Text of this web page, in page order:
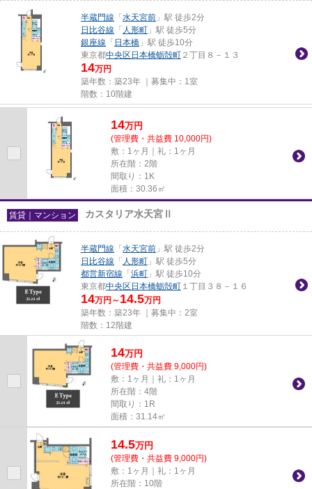
半蔵門線 「 水天宮前 」駅 徒歩2分
日比谷線 「 人形町 」駅 徒歩5分
銀座線 「 日本橋 」駅 徒歩10分
東京都中央区 日本橋蛎殻町 ２丁目８－１３
14万円
築年数：築23年 ｜募集中： 1室
階数：10階建
14万円
(管理費・共益費 10,000円)
敷：1ヶ月｜礼：1ヶ月
所在階：2階
間取り：1K
面積：30.36㎡
賃貸｜マンション カスタリア水天宮Ⅱ
半蔵門線 「 水天宮前 」駅 徒歩2分
日比谷線 「 人形町 」駅 徒歩5分
都営新宿線 「 浜町 」駅 徒歩10分
東京都中央区 日本橋蛎殻町 １丁目３８－１６
14万円～ 14.5万円
築年数：築23年 ｜募集中： 2室
階数：12階建
14万円
(管理費・共益費 9,000円)
敷：1ヶ月｜礼：1ヶ月
所在階：4階
間取り：1R
面積：31.14㎡
14.5万円
(管理費・共益費 9,000円)
敷：1ヶ月｜礼：1ヶ月
所在階：10階